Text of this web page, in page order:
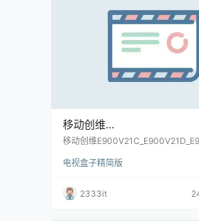
移动创维
刷固件包(亲测)
移动创维
(亲测)
电视盒子精简版
2333it